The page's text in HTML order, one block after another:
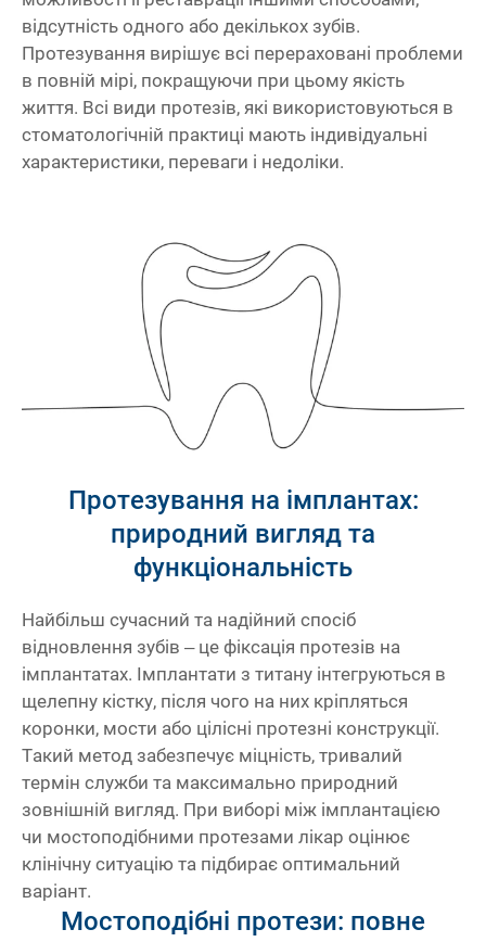
відсутність одного або декількох зубів.
Протезування вирішує всі перераховані проблеми
в повній мірі, покращуючи при цьому якість
життя. Всі види протезів, які використовуються в
стоматологічній практиці мають індивідуальні
характеристики, переваги і недоліки.
Протезування на імплантах:
природний вигляд та
функціональність
Найбільш сучасний та надійний спосіб
відновлення зубів – це фіксація протезів на
імплантатах. Імплантати з титану інтегруються в
щелепну кістку, після чого на них кріпляться
коронки, мости або цілісні протезні конструкції.
Такий метод забезпечує міцність, тривалий
термін служби та максимально природний
зовнішній вигляд. При виборі між імплантацією
чи мостоподібними протезами лікар оцінює
клінічну ситуацію та підбирає оптимальний
варіант.
Мостоподібні протези: повне